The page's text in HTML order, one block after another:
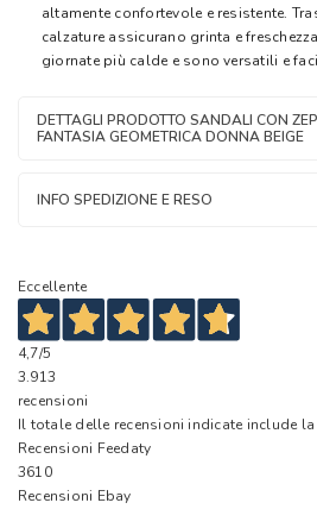
altamente confortevole e resistente.
calzature assicurano grinta e
giornate più calde e sono versatili e
DETTAGLI PRODOTTO SANDALI CON
FANTASIA GEOMETRICA DONNA BEIGE
INFO SPEDIZIONE E RESO
Eccellente
4,7/5
3.913
recensioni
Il totale delle recensioni indicate include
Recensioni Feedaty
3610
Recensioni Ebay